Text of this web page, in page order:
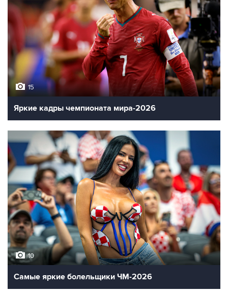
15
Яркие кадры чемпионата мира-2026
10
Самые яркие болельщики ЧМ-2026